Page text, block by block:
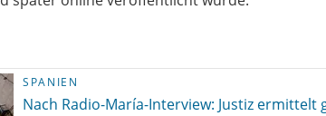
SPANIEN
Nach Radio-María-Interview: Justiz ermittelt